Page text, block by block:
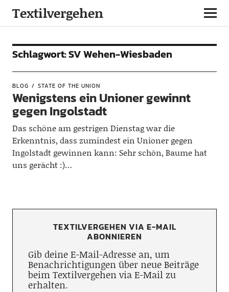
Textilvergehen
Schlagwort:SV Wehen-Wiesbaden
BLOG STATE OF THE UNION
Wenigstens ein Unioner gewinnt
gegen Ingolstadt
Das schöne am gestrigen Dienstag war die
Erkenntnis, dass zumindest ein Unioner gegen
Ingolstadt gewinnen kann: Sehr schön, Baume hat
uns gerächt :)…
TEXTILVERGEHEN VIA E-MAIL
ABONNIEREN
Gib deine E-Mail-Adresse an, um
Benachrichtigungen über neue Beiträge
beim Textilvergehen via E-Mail zu
erhalten.